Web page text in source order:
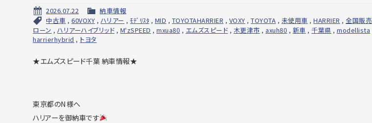
2026.07.22
納車情報
中古車 ,60VOXY , ハリアー ,ﾓﾃﾞﾘｽﾀ , MID , TOYOTAHARRIER , VOXY ,TOYOTA , 未使用車 ,HARRIER ,全国販売
ローン ,ハリアーハイブリッド , M'zSPEED ,mxua80 , エムズスピード , 木更津市 , axuh80 , 新車 ,千葉県 ,modellista
harrierhybrid , トヨタ
★エムズスピード千葉 納車情報★
東京都のN様へ
ハリアーを御納車です